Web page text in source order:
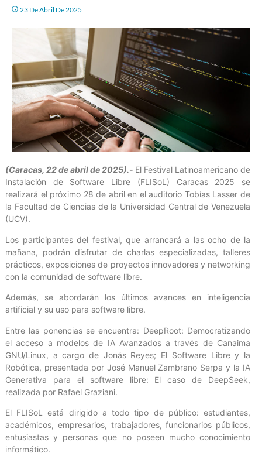
23 De Abril De 2025
(Caracas, 22 de abril de 2025).- El Festival Latinoamericano de
Instalación de Software Libre (FLISoL) Caracas 2025 se
realizará el próximo 28 de abril en el auditorio Tobías Lasser de
la Facultad de Ciencias de la Universidad Central de Venezuela
(UCV).
Los participantes del festival, que arrancará a las ocho de la
mañana, podrán disfrutar de charlas especializadas, talleres
prácticos, exposiciones de proyectos innovadores y networking
con la comunidad de software libre.
Además, se abordarán los últimos avances en inteligencia
artificial y su uso para software libre.
Entre las ponencias se encuentra: DeepRoot: Democratizando
el acceso a modelos de IA Avanzados a través de Canaima
GNU/Linux, a cargo de Jonás Reyes; El Software Libre y la
Robótica, presentada por José Manuel Zambrano Serpa y la IA
Generativa para el software libre: El caso de DeepSeek,
realizada por Rafael Graziani.
El FLISoL está dirigido a todo tipo de público: estudiantes,
académicos, empresarios, trabajadores, funcionarios públicos,
entusiastas y personas que no poseen mucho conocimiento
informático.